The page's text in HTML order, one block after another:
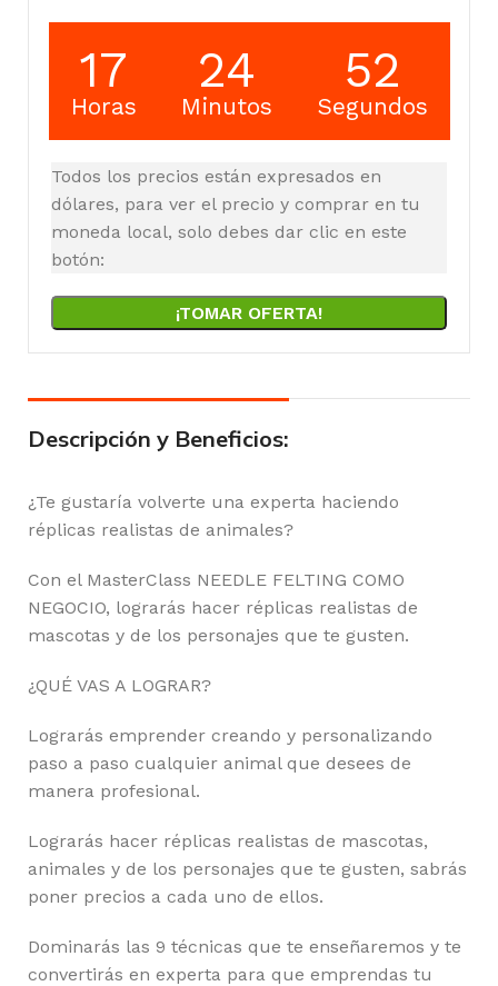
17
Horas
24
Minutos
52
Segundos
Todos los precios están expresados en
dólares, para ver el precio y comprar en tu
moneda local, solo debes dar clic en este
botón:
¡TOMAR OFERTA!
Descripción y Beneficios:
¿Te gustaría volverte una experta haciendo
réplicas realistas de animales?
Con el MasterClass NEEDLE FELTING COMO
NEGOCIO, lograrás hacer réplicas realistas de
mascotas y de los personajes que te gusten.
¿QUÉ VAS A LOGRAR?
Lograrás emprender creando y personalizando
paso a paso cualquier animal que desees de
manera profesional.
Lograrás hacer réplicas realistas de mascotas,
animales y de los personajes que te gusten, sabrás
poner precios a cada uno de ellos.
Dominarás las 9 técnicas que te enseñaremos y te
convertirás en experta para que emprendas tu